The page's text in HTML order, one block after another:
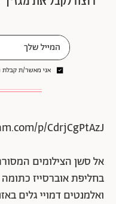
אני מאשר/ת קבלת
p/CdrjCgPtAzJ/
אל סשן הצילומים
בחליפת אוברסייז
ואלמנטים דמויי גלים